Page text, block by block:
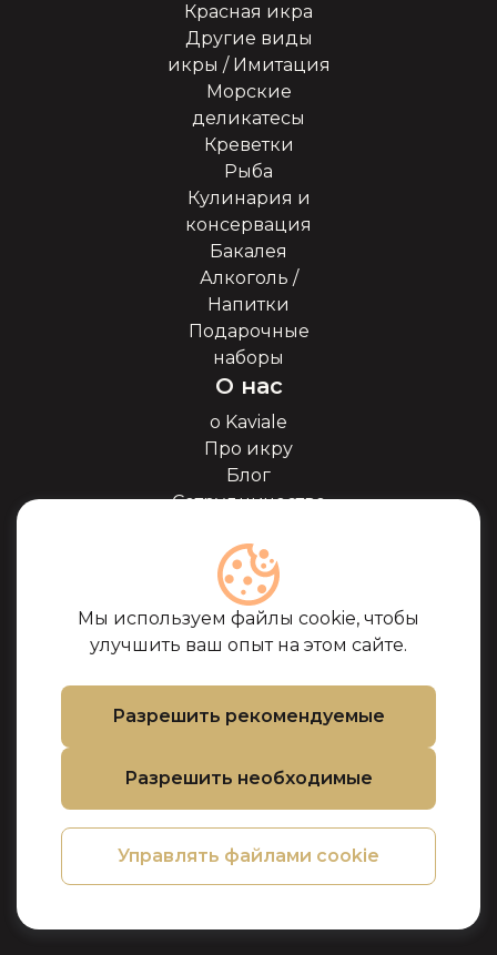
Мы используем файлы cookie, чтобы
улучшить ваш опыт на этом сайте.
Разрешить рекомендуемые
Разрешить необходимые
Управлять файлами cookie
Красная икра
Другие виды
икры / Имитация
Морские
деликатесы
Креветки
Рыба
Кулинария и
консервация
Бакалея
Алкоголь /
Напитки
Подарочные
наборы
О нас
о Kaviale
Про икру
Блог
Сотрудничество
Сертификаты
Часто задоваемые
вопросы
Поддержка
Политика
файлов cookie
Политика
конфиденциальности
Политика
возврата товара и